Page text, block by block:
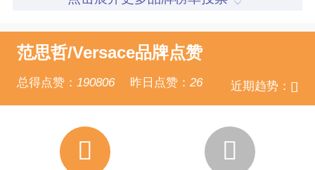
范思哲/Versace品牌点赞
近期趋势：
总得点赞： 190806 昨日点赞： 26